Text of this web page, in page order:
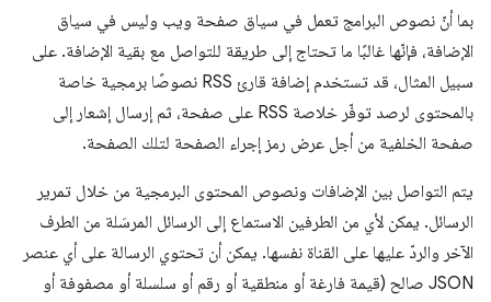
بما أنّ نصوص البرامج تعمل في سياق صفحة ويب وليس في سياق
الإضافة، فإنّها غالبًا ما تحتاج إلى طريقة للتواصل مع بقية الإضافة. على
سبيل المثال، قد تستخدم إضافة قارئ RSS نصوصًا برمجية خاصة
بالمحتوى لرصد توفّر خلاصة RSS على صفحة، ثم إرسال إشعار إلى
صفحة الخلفية من أجل عرض رمز إجراء الصفحة لتلك الصفحة.
يتم التواصل بين الإضافات ونصوص المحتوى البرمجية من خلال تمرير
الرسائل. يمكن لأي من الطرفين الاستماع إلى الرسائل المرسَلة من الطرف
الآخر والردّ عليها على القناة نفسها. يمكن أن تحتوي الرسالة على أي عنصر
JSON صالح (قيمة فارغة أو منطقية أو رقم أو سلسلة أو مصفوفة أو